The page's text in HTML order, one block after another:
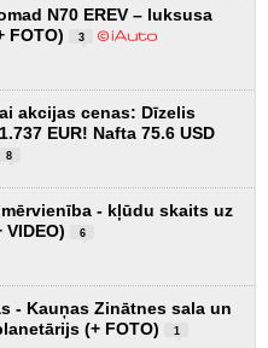
N70 EREV – luksusa
FOTO)
3
akcijas cenas: Dīzelis
EUR! Nafta 75.6 USD
8
- kļūdu skaits uz
6
- Kauņas Zinātnes sala un
(+ FOTO)
1